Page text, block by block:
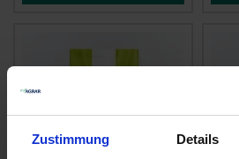
Zustimmung Details